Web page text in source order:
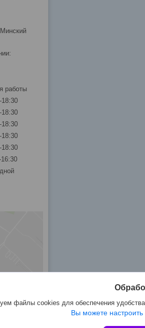
работы
18:30
18:30
18:30
18:30
18:30
16:30
файлы cookies для обеспечения
Вы можете